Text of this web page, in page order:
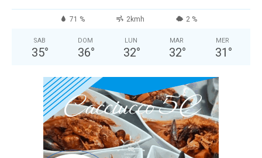
71 % 2kmh 2 %
SAB
35°
DOM
36°
LUN
32°
MAR
32°
MER
31 °